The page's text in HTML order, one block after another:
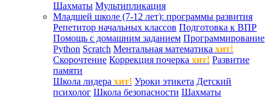
Шахматы Мультипликация
Младшей школе (7-12 лет): программы развития
Репетитор начальных классов Подготовка к ВПР
Помощь с домашним заданием Программирование
Python Scratch Ментальная математика хит!
Скорочтение Коррекция почерка хит! Развитие
памяти
Школа лидера хит! Уроки этикета Детский
психолог Школа безопасности Шахматы